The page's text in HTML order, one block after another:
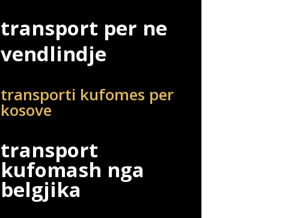
transport per ne
vendlindje
transporti kufomes per
kosove
transport
kufomash nga
belgjika